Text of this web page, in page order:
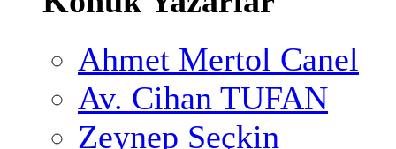
Ahmet Mertol Canel
Av. Cihan TUFAN
Zeynep Seçkin